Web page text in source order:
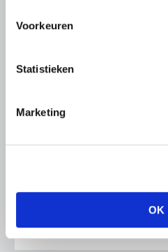
Voorkeuren
Statistieken
Marketing
OK
Nitraatrichtlijn:
LTO Nederland maakt zich
uitblijven van duidelijkheid